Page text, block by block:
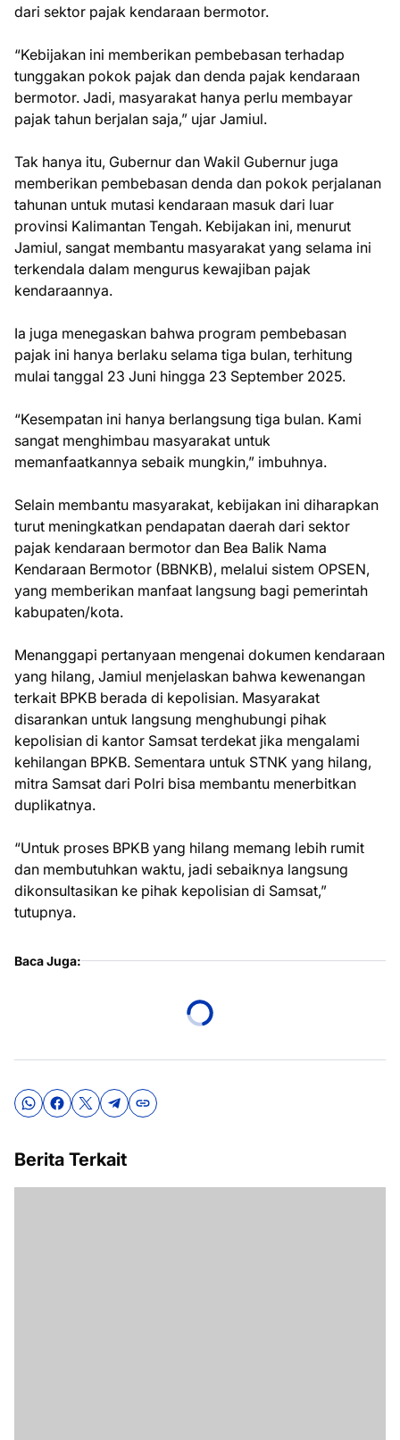
dari sektor pajak kendaraan bermotor.
“Kebijakan ini memberikan pembebasan terhadap
tunggakan pokok pajak dan denda pajak kendaraan
bermotor. Jadi, masyarakat hanya perlu membayar
pajak tahun berjalan saja,” ujar Jamiul.
Tak hanya itu, Gubernur dan Wakil Gubernur juga
memberikan pembebasan denda dan pokok perjalanan
tahunan untuk mutasi kendaraan masuk dari luar
provinsi Kalimantan Tengah. Kebijakan ini, menurut
Jamiul, sangat membantu masyarakat yang selama ini
terkendala dalam mengurus kewajiban pajak
kendaraannya.
Ia juga menegaskan bahwa program pembebasan
pajak ini hanya berlaku selama tiga bulan, terhitung
mulai tanggal 23 Juni hingga 23 September 2025.
“Kesempatan ini hanya berlangsung tiga bulan. Kami
sangat menghimbau masyarakat untuk
memanfaatkannya sebaik mungkin,” imbuhnya.
Selain membantu masyarakat, kebijakan ini diharapkan
turut meningkatkan pendapatan daerah dari sektor
pajak kendaraan bermotor dan Bea Balik Nama
Kendaraan Bermotor (BBNKB), melalui sistem OPSEN,
yang memberikan manfaat langsung bagi pemerintah
kabupaten/kota.
Menanggapi pertanyaan mengenai dokumen kendaraan
yang hilang, Jamiul menjelaskan bahwa kewenangan
terkait BPKB berada di kepolisian. Masyarakat
disarankan untuk langsung menghubungi pihak
kepolisian di kantor Samsat terdekat jika mengalami
kehilangan BPKB. Sementara untuk STNK yang hilang,
mitra Samsat dari Polri bisa membantu menerbitkan
duplikatnya.
“Untuk proses BPKB yang hilang memang lebih rumit
dan membutuhkan waktu, jadi sebaiknya langsung
dikonsultasikan ke pihak kepolisian di Samsat,”
tutupnya.
Baca Juga:
Berita Terkait